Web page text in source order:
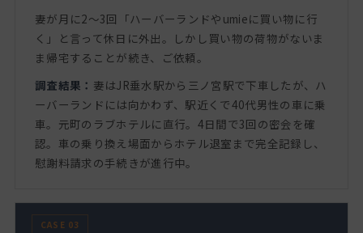
妻が月に2〜3回「ハーバーランドやumieに買い物に行
く」と言って休日に外出。しかし買い物の荷物がないま
ま帰宅することが続き、ご依頼。
調査結果： 妻はJR垂水駅から三ノ宮駅で下車したが、ハ
ーバーランドには向かわず、駅近くで40代男性の車に乗
車。元町のラブホテルに直行。4日間で3回の密会を確
認。車の乗り換え場面からホテル退室まで完全記録し、
慰謝料請求の手続きが進行中。
CASE 03